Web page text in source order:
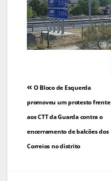
Navegação
de
artigos
O Bloco de Esquerda
promoveu um protesto frente
aos CTT da Guarda contra o
encerramento de balcões dos
Correios no distrito